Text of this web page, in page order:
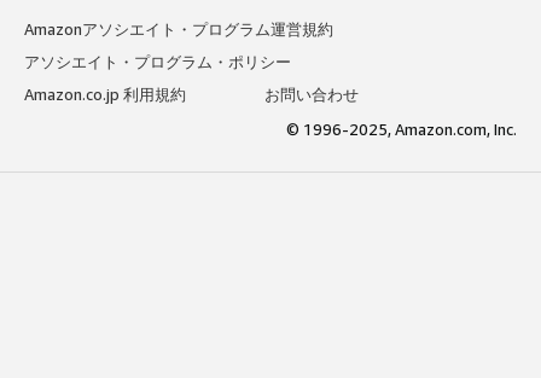
Amazonアソシエイト・プログラム運営規約
アソシエイト・プログラム・ポリシー
Amazon.co.jp 利用規約
お問い合わせ
© 1996-2025, Amazon.com, Inc.